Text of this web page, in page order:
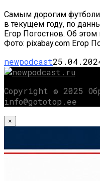
Самым дорогим
в текущем году, по
Егор Погостнов. Об
Фото: pixabay.com Егор
newpodcast
Copyright © 2025
info@gototop.ee
×